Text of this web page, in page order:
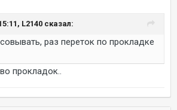
L2140 сказал:
раз переток по прокладке
прокладок..